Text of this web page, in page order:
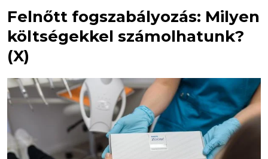
Felnőtt fogszabályozás: Milyen
költségekkel számolhatunk?
(X)